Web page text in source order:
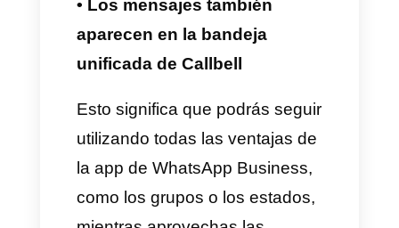
• Automatizar embudos de
venta
• Enviar mensajes masivos
(broadcast)
• Analizar métricas avanzadas